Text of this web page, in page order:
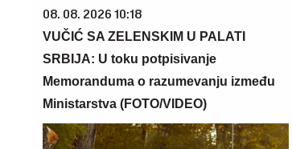
08. 08. 2026 10:18
VUČIĆ SA ZELENSKIM U PALATI
SRBIJA: U toku potpisivanje
Memoranduma o razumevanju između
Ministarstva (FOTO/VIDEO)